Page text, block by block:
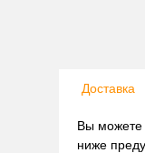
Доставка
Вы можете
ниже